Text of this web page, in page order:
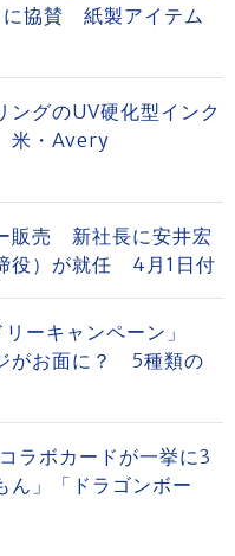
に協賛 紙製アイテム
ングのUV硬化型インク
米・Avery
販売 新社長に安井宏
役）が就任 4月1日付
リーキャンペーン」
がお面に？ 5種類の
ラボカードが一挙に3
」「ドラゴンボー